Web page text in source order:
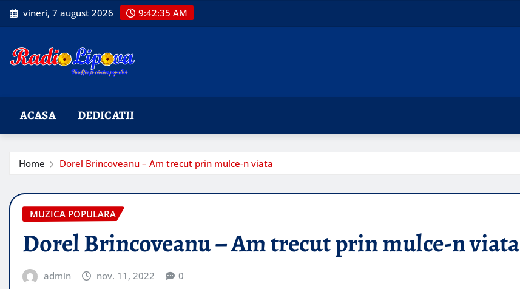
Skip
to
vineri, 7 august 2026 9:42:36 AM
ACASA DEDICATII
Home Dorel Brincoveanu – Am trecut prin mulce-n viata
MUZICA POPULARA
Dorel Brincoveanu – Am trecut prin mulce-n viata
admin nov. 11, 2022 0